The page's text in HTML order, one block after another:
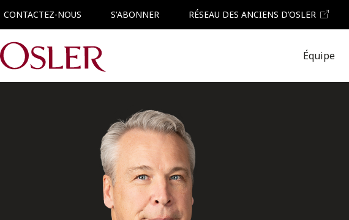
CONTACTEZ-NOUS S'ABONNER RÉSEAU DES ANCIENS D’OSLER
Main Navigation Équipe